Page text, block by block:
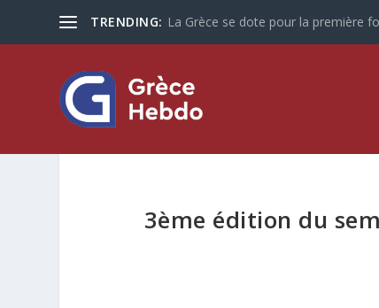
TRENDING: La Grèce se dote pour la première
3ème édition du